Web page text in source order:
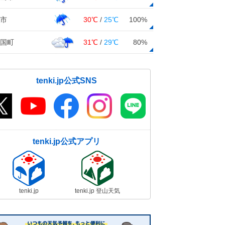
30℃ / 25℃ 100%
町 31℃ / 29℃ 80%
tenki.jp公式SNS
tenki.jp公式アプリ
tenki.jp tenki.jp 登山天気